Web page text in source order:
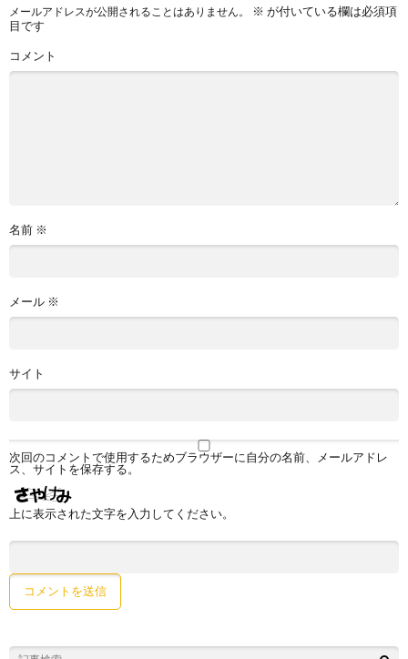
メールアドレスが公開されることはありません。 ※ が付いている欄は必須項
目です
コメント
名前 ※
メール ※
サイト
次回のコメントで使用するためブラウザーに自分の名前、メールアドレ
ス、サイトを保存する。
上に表示された文字を入力してください。